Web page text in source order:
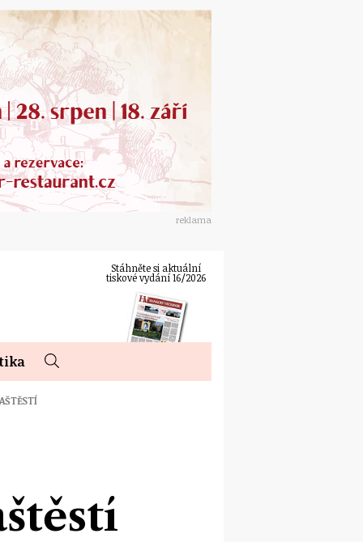
reklama
Stáhněte si aktuální
tiskové vydání 16/2026